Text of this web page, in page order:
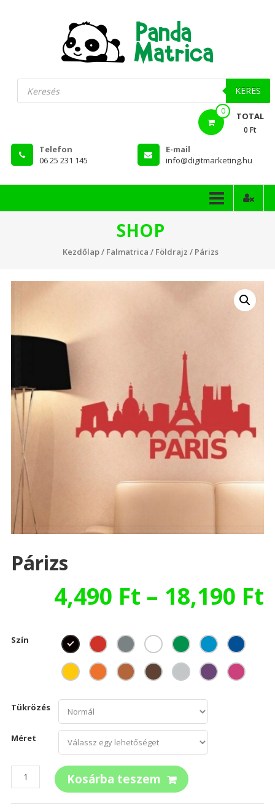
PandaMatrica
falmatrica
Products
search KERES
0 TOTAL
0 Ft
Telefon
06 25 231 145
E-mail
info@digitmarketing.hu
SHOP
Kezdőlap/ Falmatrica / Földrajz / Párizs
Párizs
4,490 Ft – 18,190 Ft
Szín
Tükrözés
Méret
Párizs
mennyiség
Kosárba teszem